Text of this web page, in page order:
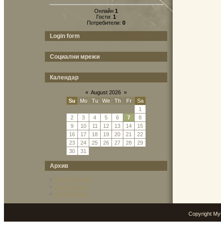
Онлайн 1
Гости: 1
Потребители: 0
Login form
Социални мрежи
Календар
« August 2026 »
Su
Mo Tu We Th Fr
Sa
1
2
3 4 5 6 7
8
9
10 11 12 13 14
15
16
17 18 19 20 21
22
23
24 25 26 27 28
29
30
31
Архив
Copyright